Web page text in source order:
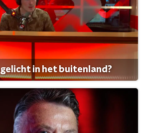
in het buitenland?